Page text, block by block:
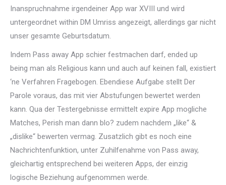
Inanspruchnahme irgendeiner App war XVIII und wird
untergeordnet within DM Umriss angezeigt, allerdings gar nicht
unser gesamte Geburtsdatum.
Indem Pass away App schier festmachen darf, ended up
being man als Religious kann und auch auf keinen fall, existiert
‘ne Verfahren Fragebogen. Ebendiese Aufgabe stellt Der
Parole voraus, das mit vier Abstufungen bewertet werden
kann. Qua der Testergebnisse ermittelt expire App mogliche
Matches, Perish man dann blo? zudem nachdem „like“ &
„dislike“ bewerten vermag. Zusatzlich gibt es noch eine
Nachrichtenfunktion, unter Zuhilfenahme von Pass away,
gleichartig entsprechend bei weiteren Apps, der einzig
logische Beziehung aufgenommen werde.